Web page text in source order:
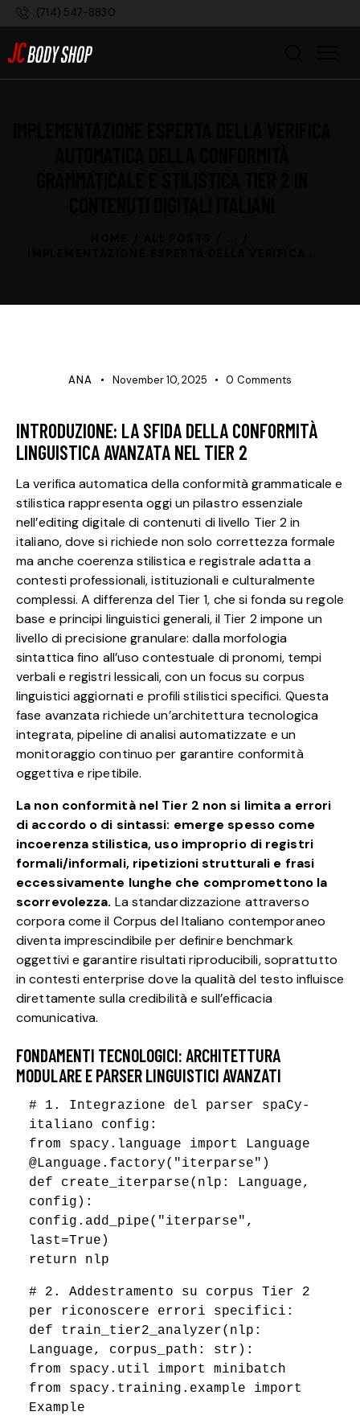
(714) 547-8830
ANA November 10, 2025 0 Comments
INTRODUZIONE: LA SFIDA DELLA CONFORMITÀ
LINGUISTICA AVANZATA NEL TIER 2
La verifica automatica della conformità grammaticale e
stilistica rappresenta oggi un pilastro essenziale
nell’editing digitale di contenuti di livello Tier 2 in
italiano, dove si richiede non solo correttezza formale
ma anche coerenza stilistica e registrale adatta a
contesti professionali, istituzionali e culturalmente
complessi. A differenza del Tier 1, che si fonda su regole
base e principi linguistici generali, il Tier 2 impone un
livello di precisione granulare: dalla morfologia
sintattica fino all’uso contestuale di pronomi, tempi
verbali e registri lessicali, con un focus su corpus
linguistici aggiornati e profili stilistici specifici. Questa
fase avanzata richiede un’architettura tecnologica
integrata, pipeline di analisi automatizzate e un
monitoraggio continuo per garantire conformità
oggettiva e ripetibile.
La non conformità nel Tier 2 non si limita a errori
di accordo o di sintassi: emerge spesso come
incoerenza stilistica, uso improprio di registri
formali/informali, ripetizioni strutturali e frasi
eccessivamente lunghe che compromettono la
scorrevolezza. La standardizzazione attraverso
corpora come il Corpus del Italiano contemporaneo
diventa imprescindibile per definire benchmark
oggettivi e garantire risultati riproducibili, soprattutto
in contesti enterprise dove la qualità del testo influisce
direttamente sulla credibilità e sull’efficacia
comunicativa.
FONDAMENTI TECNOLOGICI: ARCHITETTURA
MODULARE E PARSER LINGUISTICI AVANZATI
# 1. Integrazione del parser spaCy-
italiano config:
from spacy.language import Language
@Language.factory("iterparse")
def create_iterparse(nlp: Language,
config):
config.add_pipe("iterparse",
last=True)
return nlp
# 2. Addestramento su corpus Tier 2
per riconoscere errori specifici:
def train_tier2_analyzer(nlp:
Language, corpus_path: str):
from spacy.util import minibatch
from spacy.training.example import
Example